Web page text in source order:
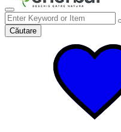
Căutare